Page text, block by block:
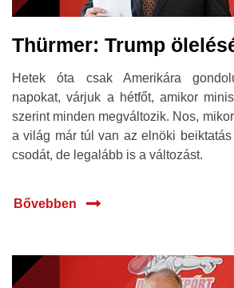
Thürmer: Trump
Hetek óta csak Amerikára
napokat, várjuk a hétfőt, amikor
szerint minden megváltozik. Nos,
a világ már túl van az elnöki
csodát, de legalább is a változást.
Bővebben